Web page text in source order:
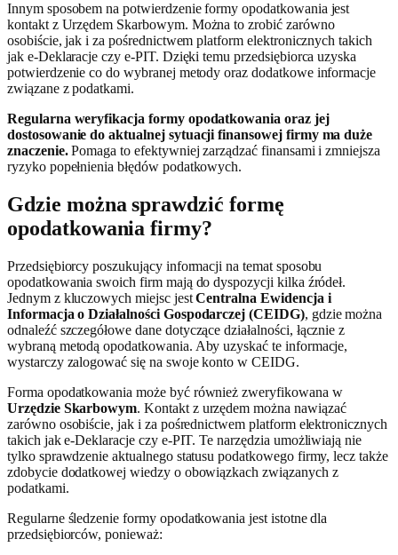
Innym sposobem na potwierdzenie formy opodatkowania jest
kontakt z Urzędem Skarbowym. Można to zrobić zarówno
osobiście, jak i za pośrednictwem platform elektronicznych takich
jak e-Deklaracje czy e-PIT. Dzięki temu przedsiębiorca uzyska
potwierdzenie co do wybranej metody oraz dodatkowe informacje
związane z podatkami.
Regularna weryfikacja formy opodatkowania oraz jej
dostosowanie do aktualnej sytuacji finansowej firmy ma duże
znaczenie.Pomaga to efektywniej zarządzać finansami i zmniejsza
ryzyko popełnienia błędów podatkowych.
Gdzie można sprawdzić formę
opodatkowania firmy?
Przedsiębiorcy poszukujący informacji na temat sposobu
opodatkowania swoich firm mają do dyspozycji kilka źródeł.
Jednym z kluczowych miejsc jestCentralna Ewidencja i
Informacja o Działalności Gospodarczej (CEIDG), gdzie można
odnaleźć szczegółowe dane dotyczące działalności, łącznie z
wybraną metodą opodatkowania. Aby uzyskać te informacje,
wystarczy zalogować się na swoje konto w CEIDG.
Forma opodatkowania może być również zweryfikowana w
Urzędzie Skarbowym. Kontakt z urzędem można nawiązać
zarówno osobiście, jak i za pośrednictwem platform elektronicznych
takich jak e-Deklaracje czy e-PIT. Te narzędzia umożliwiają nie
tylko sprawdzenie aktualnego statusu podatkowego firmy, lecz także
zdobycie dodatkowej wiedzy o obowiązkach związanych z
podatkami.
Regularne śledzenie formy opodatkowania jest istotne dla
przedsiębiorców, ponieważ: